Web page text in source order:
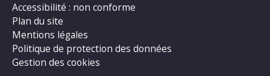
Accessibilité : non conforme
Plan du site
Mentions légales
Politique de protection des données
Gestion des cookies